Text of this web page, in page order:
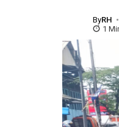
ByRH
1